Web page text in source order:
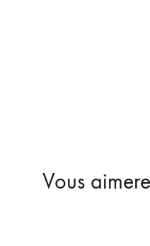
Vous